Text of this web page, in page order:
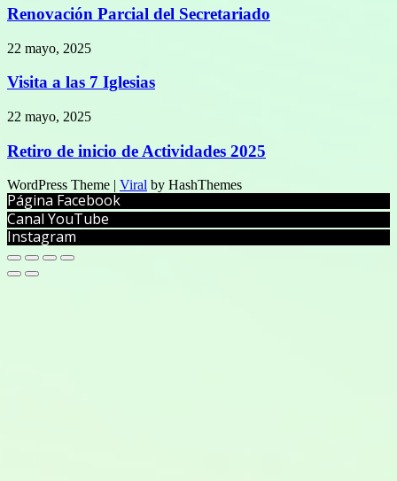
Renovación Parcial del Secretariado
22 mayo, 2025
Visita a las 7 Iglesias
22 mayo, 2025
Retiro de inicio de Actividades 2025
WordPress Theme | Viral by HashThemes
Página Facebook
Canal YouTube
Instagram